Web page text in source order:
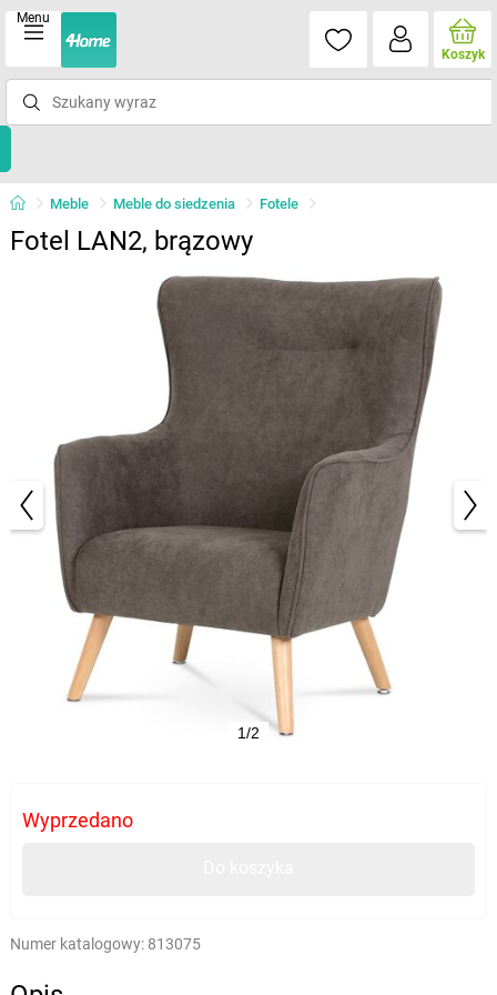
Menu
Koszyk
Meble Meble do siedzenia Fotele
Fotel LAN2, brązowy
1/2
Wyprzedano
Numer katalogowy: 813075